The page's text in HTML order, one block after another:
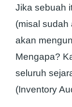
Jika sebuah
(misal sudah
akan
Mengapa?
seluruh
(Inventory